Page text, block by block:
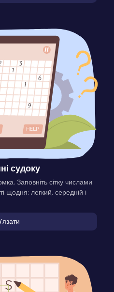
судоку
Заповніть сітку числами
щодня: легкий, середній і